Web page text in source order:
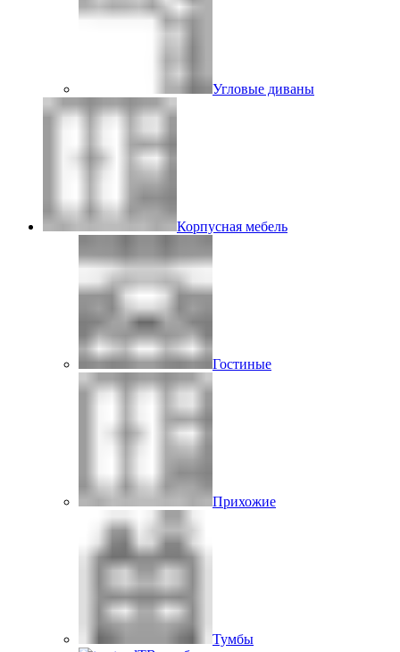
Угловые диваны
Корпусная мебель
Гостиные
Прихожие
Тумбы